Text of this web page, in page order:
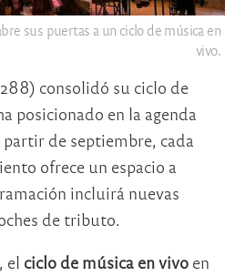
sus puertas a un ciclo de música en
vivo.
consolidó su ciclo de
posicionado en la agenda
de septiembre, cada
ofrece un espacio a
incluirá nuevas
de tributo.
el ciclo de música en vivo en